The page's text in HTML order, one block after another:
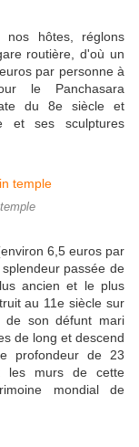
nos hôtes, réglons
routière, d'où un
par personne à
le Panchasara
du 8e siècle et
et ses sculptures
6,5 euros par
passée de
ancien et le plus
au 11e siècle sur
de son défunt mari
de long et descend
profondeur de 23
les murs de cette
mondial de